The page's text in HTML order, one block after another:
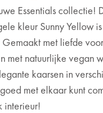
Essentials collectie!
kleur Sunny Yellow
met liefde
met natuurlijke vegan
kaarsen in
met elkaar kunt
interieur!